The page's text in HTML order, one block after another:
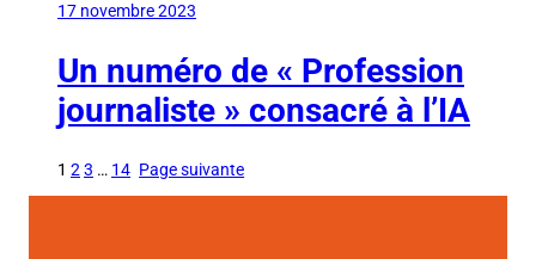
17 novembre 2023
Un numéro de « Profession
journaliste » consacré à l’IA
1 23 … 14 Page suivante